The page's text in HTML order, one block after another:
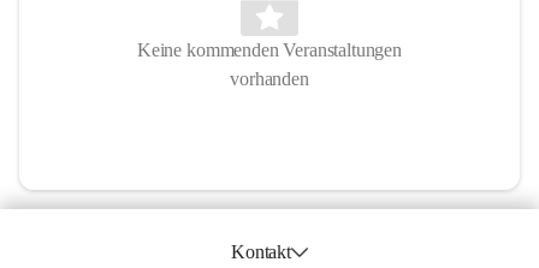
Keine kommenden Veranstaltungen
vorhanden
Kontakt